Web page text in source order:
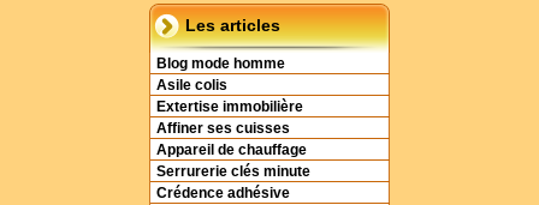
Les articles
Blog mode homme
Asile colis
Extertise immobilière
Affiner ses cuisses
Appareil de chauffage
Serrurerie clés minute
Crédence adhésive